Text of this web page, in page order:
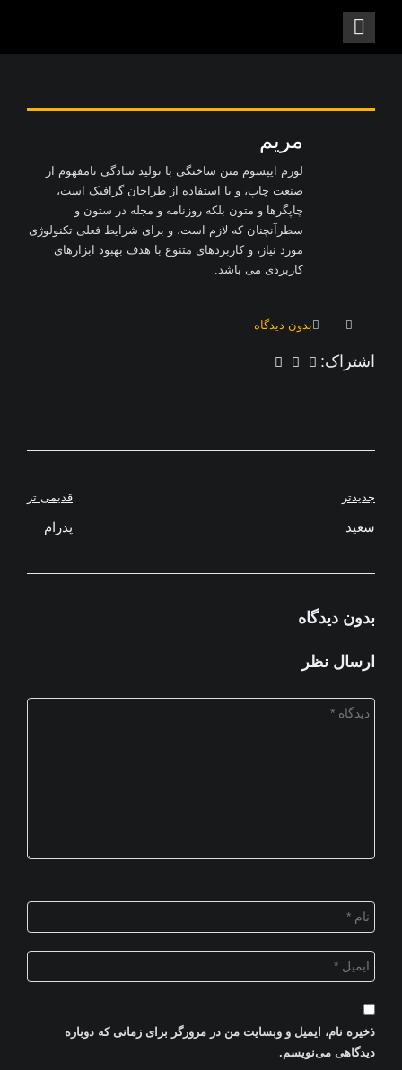
مریم
لورم ایپسوم متن ساختگی با تولید سادگی نامفهوم از
صنعت چاپ، و با استفاده از طراحان گرافیک است،
چاپگرها و متون بلکه روزنامه و مجله در ستون و
سطرآنچنان که لازم است، و برای شرایط فعلی تکنولوژی
مورد نیاز، و کاربردهای متنوع با هدف بهبود ابزارهای
کاربردی می باشد.
بدون دیدگاه
اشتراک:
راهبری
نوشته
قدیمی تر
پدرام
جدیدتر
سعید
بدون دیدگاه
ارسال نظر
ذخیره نام، ایمیل و وبسایت من در مرورگر برای زمانی که دوباره
دیدگاهی می‌نویسم.